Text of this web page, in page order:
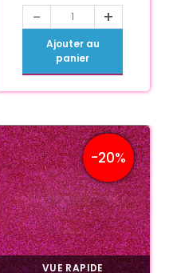
- +
Ajouter au
panier
-20%
VUE RAPIDE